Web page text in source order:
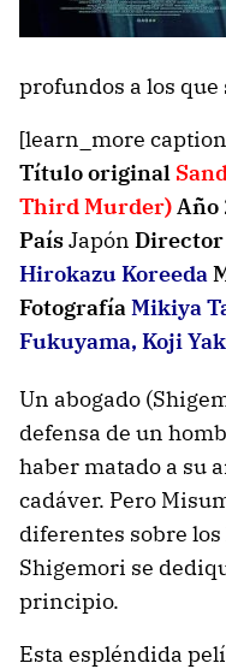
profundos a los
[learn_more
Título original
Third Murder)Año
PaísJapón Director
Hirokazu Koreeda
FotografíaMikiya
Fukuyama, Koji
Un abogado
defensa de un
haber matado a su
cadáver. Pero
diferentes sobre los
Shigemori se
principio.
Esta espléndida